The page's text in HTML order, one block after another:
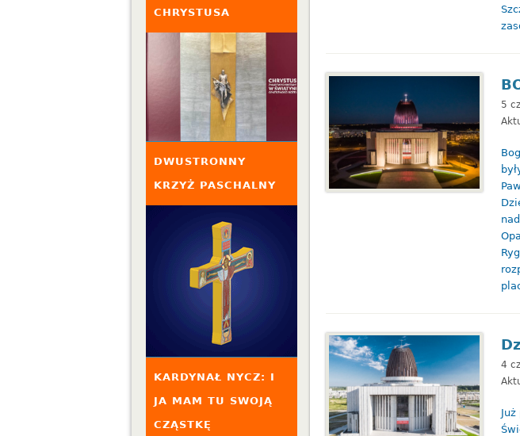
5
4
CHRYSTUSA
DWUSTRONNY
KRZYŻ PASCHALNY
KARDYNAŁ NYCZ: I
JA MAM TU SWOJĄ
CZĄSTKĘ